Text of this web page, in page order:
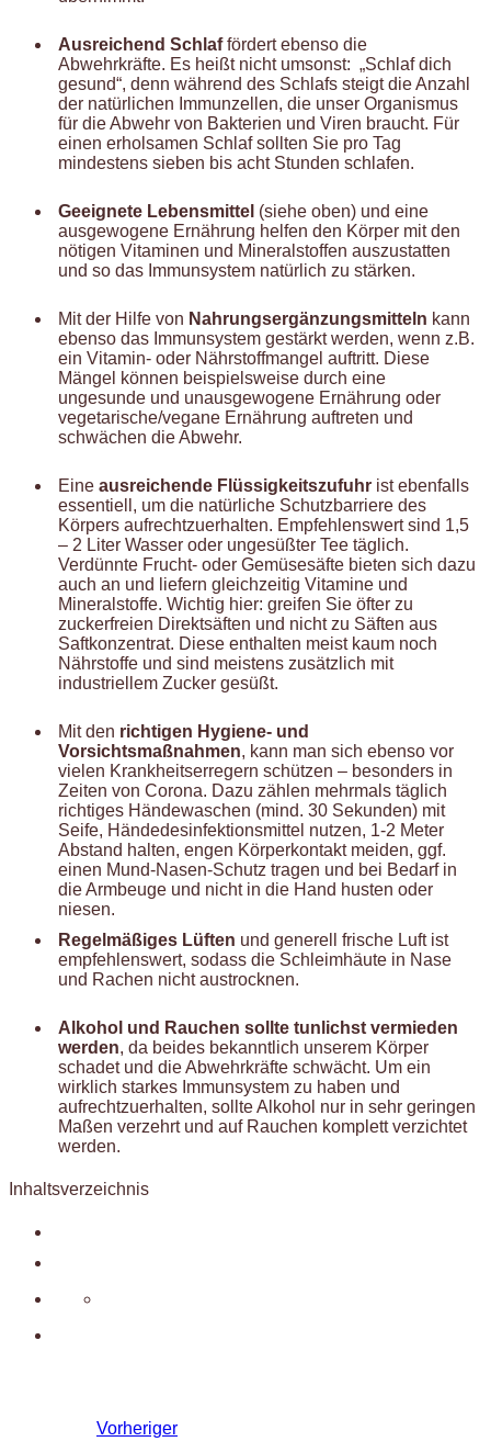
Ausreichend Schlaffördert ebenso die
Abwehrkräfte. Es heißt nicht umsonst: „Schlaf dich
gesund“, denn während des Schlafs steigt die Anzahl
der natürlichen Immunzellen, die unser Organismus
für die Abwehr von Bakterien und Viren braucht. Für
einen erholsamen Schlaf sollten Sie pro Tag
mindestens sieben bis acht Stunden schlafen.
Geeignete Lebensmittel (siehe oben) und eine
ausgewogene Ernährung helfen den Körper mit den
nötigen Vitaminen und Mineralstoffen auszustatten
und so das Immunsystem natürlich zu stärken.
Mit der Hilfe von Nahrungsergänzungsmitteln kann
ebenso das Immunsystem gestärkt werden, wenn z.B.
ein Vitamin- oder Nährstoffmangel auftritt. Diese
Mängel können beispielsweise durch eine
ungesunde und unausgewogene Ernährung oder
vegetarische/vegane Ernährung auftreten und
schwächen die Abwehr.
Eine ausreichende Flüssigkeitszufuhr ist ebenfalls
essentiell, um die natürliche Schutzbarriere des
Körpers aufrechtzuerhalten. Empfehlenswert sind 1,5
– 2 Liter Wasser oder ungesüßter Tee täglich.
Verdünnte Frucht- oder Gemüsesäfte bieten sich dazu
auch an und liefern gleichzeitig Vitamine und
Mineralstoffe. Wichtig hier: greifen Sie öfter zu
zuckerfreien Direktsäften und nicht zu Säften aus
Saftkonzentrat. Diese enthalten meist kaum noch
Nährstoffe und sind meistens zusätzlich mit
industriellem Zucker gesüßt.
Mit den richtigen Hygiene- und
Vorsichtsmaßnahmen, kann man sich ebenso vor
vielen Krankheitserregern schützen – besonders in
Zeiten von Corona. Dazu zählen mehrmals täglich
richtiges Händewaschen (mind. 30 Sekunden) mit
Seife, Händedesinfektionsmittel nutzen, 1-2 Meter
Abstand halten, engen Körperkontakt meiden, ggf.
einen Mund-Nasen-Schutz tragen und bei Bedarf in
die Armbeuge und nicht in die Hand husten oder
niesen.
Regelmäßiges Lüften und generell frische Luft ist
empfehlenswert, sodass die Schleimhäute in Nase
und Rachen nicht austrocknen.
Alkohol und Rauchen sollte tunlichst vermieden
werden, da beides bekanntlich unserem Körper
schadet und die Abwehrkräfte schwächt. Um ein
wirklich starkes Immunsystem zu haben und
aufrechtzuerhalten, sollte Alkohol nur in sehr geringen
Maßen verzehrt und auf Rauchen komplett verzichtet
werden.
Inhaltsverzeichnis
Vorheriger